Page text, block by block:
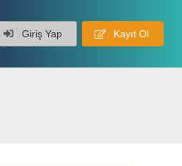
Giriş Yap Kayıt Ol